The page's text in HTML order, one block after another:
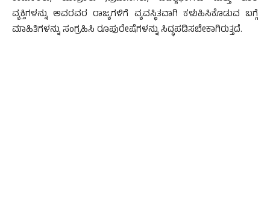
ವ್ಯಕ್ತಿಗಳನ್ನು ಅವರವರ ರಾಜ್ಯಗಳಿಗೆ ವ್ಯವಸ್ಥಿತವಾಗಿ ಕಳುಹಿಸಿಕೊಡುವ ಬಗ್ಗೆ
ಮಾಹಿತಿಗಳನ್ನು ಸಂಗ್ರಹಿಸಿ ರೂಪುರೇಷೆಗಳನ್ನು ಸಿದ್ಧಪಡಿಸಬೇಕಾಗಿರುತ್ತದೆ.